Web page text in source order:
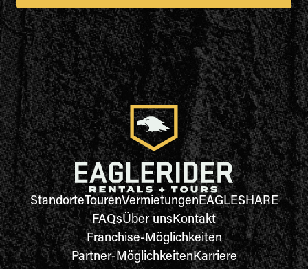
StandorteTourenVermietungenEAGLESHARE
FAQsÜber unsKontakt
Franchise-Möglichkeiten
Partner-MöglichkeitenKarriere